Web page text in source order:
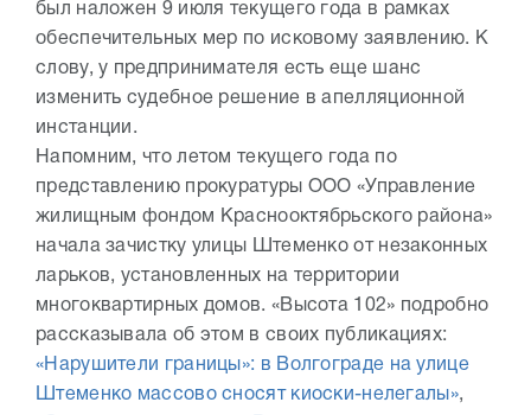
был наложен 9 июля текущего года в рамках
обеспечительных мер по исковому заявлению. К
слову, у предпринимателя есть еще шанс
изменить судебное решение в апелляционной
инстанции.
Напомним, что летом текущего года по
представлению прокуратуры ООО «Управление
жилищным фондом Краснооктябрьского района»
начала зачистку улицы Штеменко от незаконных
ларьков, установленных на территории
многоквартирных домов. «Высота 102» подробно
рассказывала об этом в своих публикациях:
«Нарушители границы»: в Волгограде на улице
Штеменко массово сносят киоски-нелегалы»,